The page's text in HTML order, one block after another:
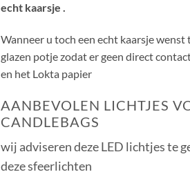
echt kaarsje .
Wanneer u toch een echt kaarsje wenst
glazen potje zodat er geen direct
en het Lokta papier
AANBEVOLEN LICHTJES
CANDLEBAGS
wij adviseren deze LED lichtjes te
deze sfeerlichten